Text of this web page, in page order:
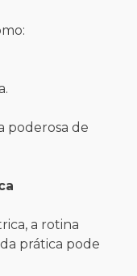
poderosa de
a rotina
prática pode